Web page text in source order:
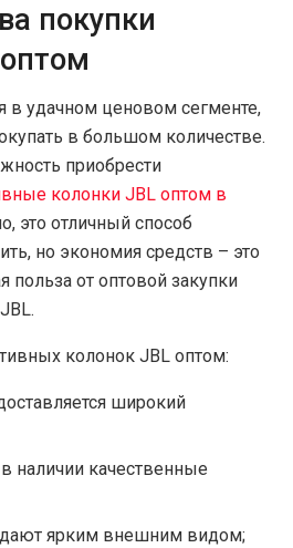
покупки
в удачном ценовом сегменте,
в большом количестве.
приобрести
колонки JBL оптом в
это отличный способ
но экономия средств – это
польза от оптовой закупки
колонок JBL оптом:
широкий
наличии качественные
ярким внешним видом;